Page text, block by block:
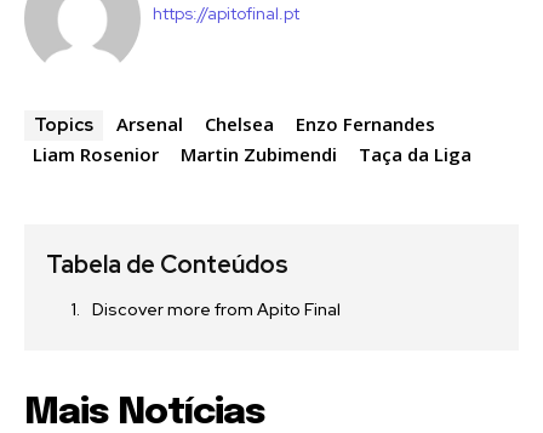
https://apitofinal.pt
Topics Arsenal Chelsea
Enzo Fernandes
Liam Rosenior
Martin Zubimendi Taça da Liga
Tabela de Conteúdos
Discover more from Apito Final
Mais Notícias